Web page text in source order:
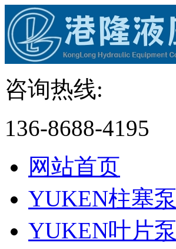
咨询热线:
136-8688-4195
网站首页
YUKEN柱塞泵
YUKEN叶片泵